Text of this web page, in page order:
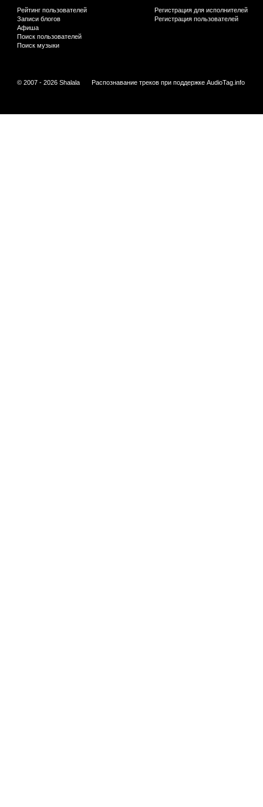
Рейтинг пользователей
Записи блогов
Афиша
Поиск пользователей
Поиск музыки
Регистрация для исполнителей
Регистрация пользователей
© 2007 - 2026 Shalala Распознавание треков при поддержке AudioTag.info